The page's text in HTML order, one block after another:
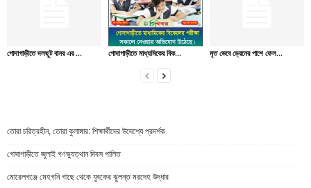
গোদাগাড়ীতে দলছুট বানর এর ... গোদাগাড়ীতে মাধ্যমিকের বিক... মৃত ভেবে ড্রেনের পাশে ফেল...
তোরা চরিত্রহীন, তোরা কুলাঙ্গার: শিক্ষার্থীদের উদেশ্যে প্রদর্শক
গোদাগাড়ীতে জুলাই গণভ্যুত্থান দিবস পালিত
মোরেলগঞ্জে মেহগনি গাছে থেকে যুবকের ঝুলন্ত মরদেহ উদ্ধার